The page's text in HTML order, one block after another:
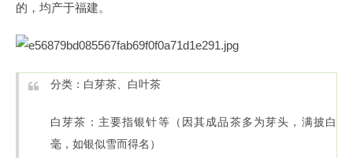
的，均产于福建。
分类：白芽茶、白叶茶
白芽茶：主要指银针等（因其成品茶多为芽头，满披白
毫，如银似雪而得名）